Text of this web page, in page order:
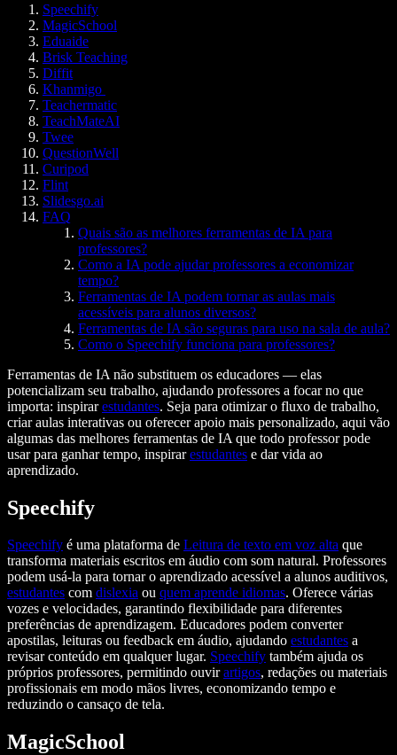
Speechify
MagicSchool
Eduaide
Brisk Teaching
Diffit
Khanmigo
Teachermatic
TeachMateAI
Twee
QuestionWell
Curipod
Flint
Slidesgo.ai
FAQ
Quais são as melhores ferramentas de IA para
professores?
Como a IA pode ajudar professores a economizar
tempo?
Ferramentas de IA podem tornar as aulas mais
acessíveis para alunos diversos?
Ferramentas de IA são seguras para uso na sala de aula?
Como o Speechify funciona para professores?
Ferramentas de IA não substituem os educadores — elas
potencializam seu trabalho, ajudando professores a focar no que
importa: inspirarestudantes. Seja para otimizar o fluxo de trabalho,
criar aulas interativas ou oferecer apoio mais personalizado, aqui vão
algumas das melhores ferramentas de IA que todo professor pode
usar para ganhar tempo, inspirarestudantes e dar vida ao
aprendizado.
Speechify
Speechify é uma plataforma de Leitura de texto em voz alta que
transforma materiais escritos em áudio com som natural. Professores
podem usá-la para tornar o aprendizado acessível a alunos auditivos,
estudantes com dislexia ou quem aprende idiomas. Oferece várias
vozes e velocidades, garantindo flexibilidade para diferentes
preferências de aprendizagem. Educadores podem converter
apostilas, leituras ou feedback em áudio, ajudando estudantes a
revisar conteúdo em qualquer lugar. Speechify também ajuda os
próprios professores, permitindo ouvirartigos, redações ou materiais
profissionais em modo mãos livres, economizando tempo e
reduzindo o cansaço de tela.
MagicSchool